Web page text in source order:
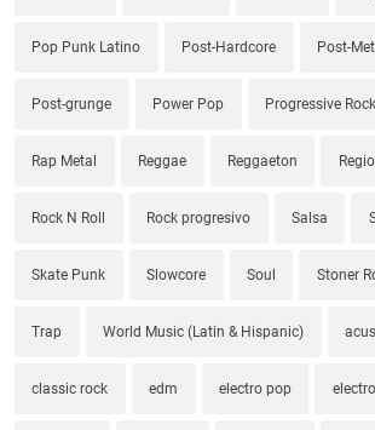
Pop Punk Latino Post-Hardcore Post-
Post-grunge Power Pop Progressive Rock
Rap Metal Reggae Reggaeton
Rock N Roll Rock progresivo Salsa
Skate Punk Slowcore Soul Stoner
Trap World Music (Latin & Hispanic)
classic rock edm electro pop